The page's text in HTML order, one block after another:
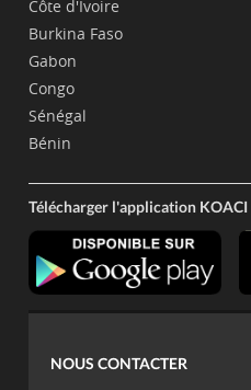
Côte d'Ivoire
Burkina Faso
Gabon
Congo
Sénégal
Bénin
Télécharger l'application KOACI
NOUS CONTACTER